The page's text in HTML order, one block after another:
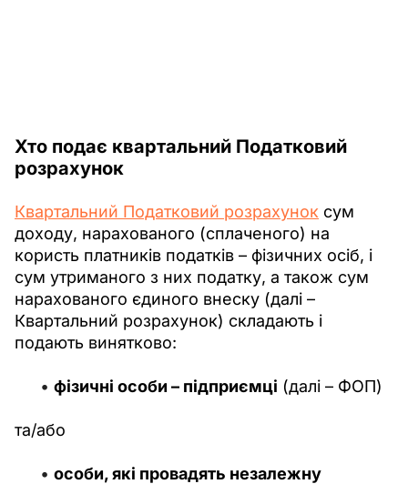
Хто подає квартальний Податковий
розрахунок
Квартальний Податковий розрахунок сум
доходу, нарахованого (сплаченого) на
користь платників податків – фізичних осіб, і
сум утриманого з них податку, а також сум
нарахованого єдиного внеску (далі –
Квартальний розрахунок) складають і
подають винятково:
фізичні особи – підприємці (далі – ФОП)
та/або
особи, які провадять незалежну